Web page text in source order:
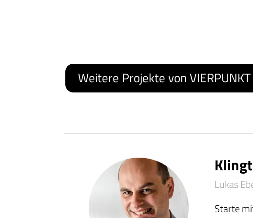
Weitere Projekte von VIERPUNKT
Lukas
Starte